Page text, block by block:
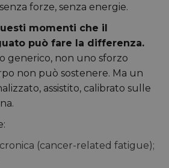
forze, senza energie.
momenti che il
può fare la differenza.
generico, non uno sforzo
non può sostenere. Ma un
assistito, calibrato sulle
(cancer-related fatigue);